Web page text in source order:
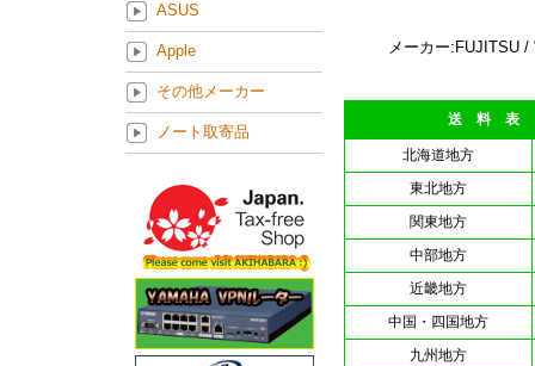
メーカー:FUJITSU /
送 料 表
北海道地方
東北地方
関東地方
中部地方
近畿地方
中国・四国地方
九州地方
ASUS
Apple
その他メーカー
ノート取寄品